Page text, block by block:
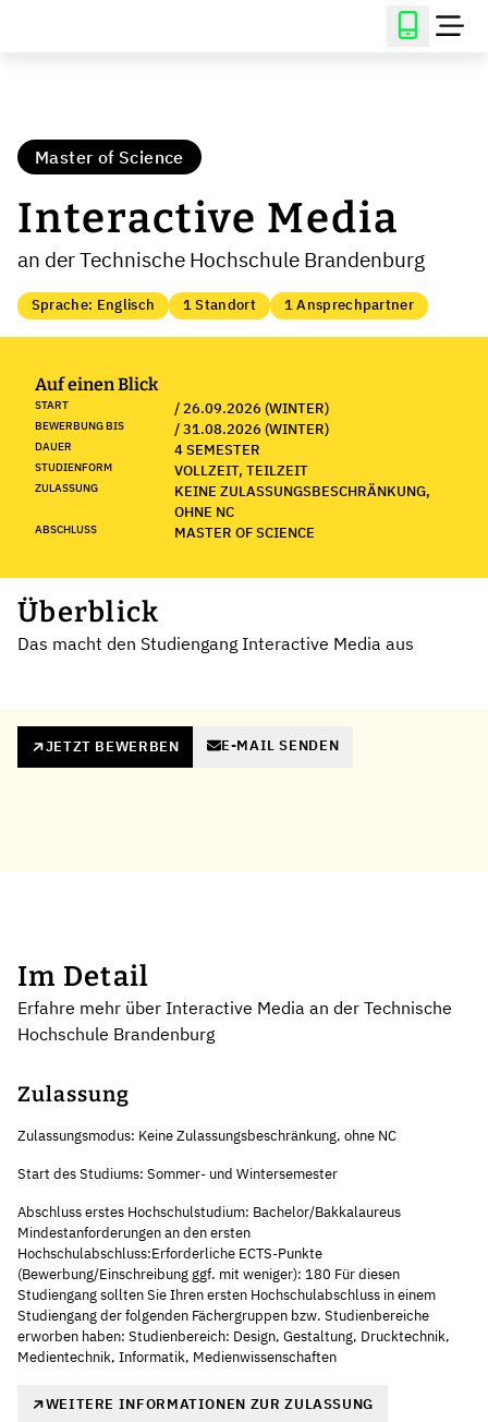
Master of Science
Interactive Media
an der Technische Hochschule Brandenburg
Sprache: Englisch 1 Standort 1 Ansprechpartner
Auf einen Blick
START / 26.09.2026 (WINTER)
BEWERBUNG BIS / 31.08.2026 (WINTER)
DAUER 4 SEMESTER
STUDIENFORM VOLLZEIT, TEILZEIT
ZULASSUNG
KEINE ZULASSUNGSBESCHRÄNKUNG,
OHNE NC
ABSCHLUSS MASTER OF SCIENCE
Überblick
Das macht den Studiengang Interactive Media aus
JETZT BEWERBEN E-MAIL SENDEN
Im Detail
Erfahre mehr über Interactive Media an der Technische
Hochschule Brandenburg
Zulassung
Zulassungsmodus: Keine Zulassungsbeschränkung, ohne NC
Start des Studiums: Sommer- und Wintersemester
Abschluss erstes Hochschulstudium: Bachelor/Bakkalaureus
Mindestanforderungen an den ersten
Hochschulabschluss:Erforderliche ECTS-Punkte
(Bewerbung/Einschreibung ggf. mit weniger): 180 Für diesen
Studiengang sollten Sie Ihren ersten Hochschulabschluss in einem
Studiengang der folgenden Fächergruppen bzw. Studienbereiche
erworben haben: Studienbereich: Design, Gestaltung, Drucktechnik,
Medientechnik, Informatik, Medienwissenschaften
WEITERE INFORMATIONEN ZUR ZULASSUNG